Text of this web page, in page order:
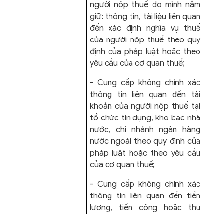
người nộp thuế do mình nắm
giữ; thông tin, tài liệu liên quan
đến xác định nghĩa vụ thuế
của người nộp thuế theo quy
định của pháp luật hoặc theo
yêu cầu của cơ quan thuế;
- Cung cấp không chính xác
thông tin liên quan đến tài
khoản của người nộp thuế tại
tổ chức tín dụng, kho bạc nhà
nước, chi nhánh ngân hàng
nước ngoài theo quy định của
pháp luật hoặc theo yêu cầu
của cơ quan thuế;
- Cung cấp không chính xác
thông tin liên quan đến tiền
lương, tiền công hoặc thu